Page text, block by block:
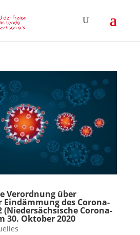
Verordnung über
des Corona-
(Niedersächsische Corona-
30. Oktober 2020